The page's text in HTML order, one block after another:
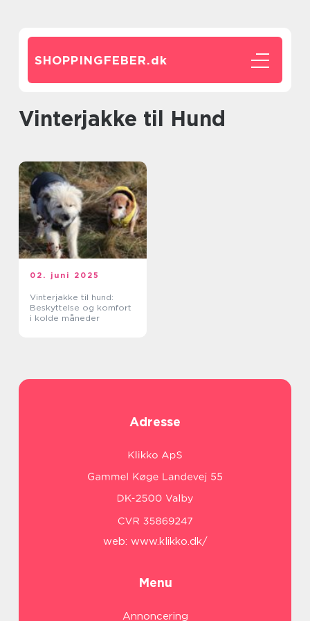
SHOPPINGFEBER.dk
Vinterjakke til Hund
02. juni 2025
Vinterjakke til hund:
Beskyttelse og komfort
i kolde måneder
Adresse
web: www.klikko.dk/
Menu
Annoncering